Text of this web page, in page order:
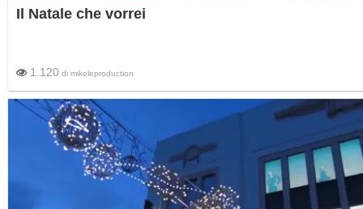
Il Natale che vorrei
1.120 di mikeleproduction